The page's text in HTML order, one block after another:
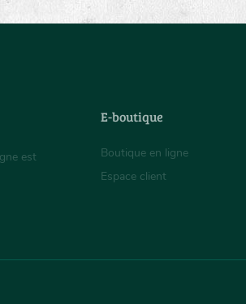
est
E-boutique
Boutique en ligne
Espace client